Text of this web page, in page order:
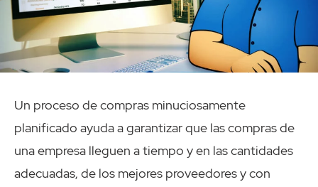
Un proceso de compras minuciosamente
planificado ayuda a garantizar que las compras de
una empresa lleguen a tiempo y en las cantidades
adecuadas, de los mejores proveedores y con